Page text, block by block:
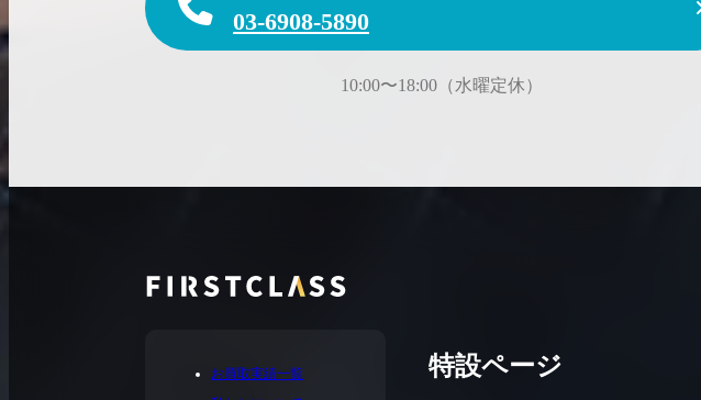
03-6908-5890
10:00〜18:00（水曜定休）
お買取実績一覧
特設ページ